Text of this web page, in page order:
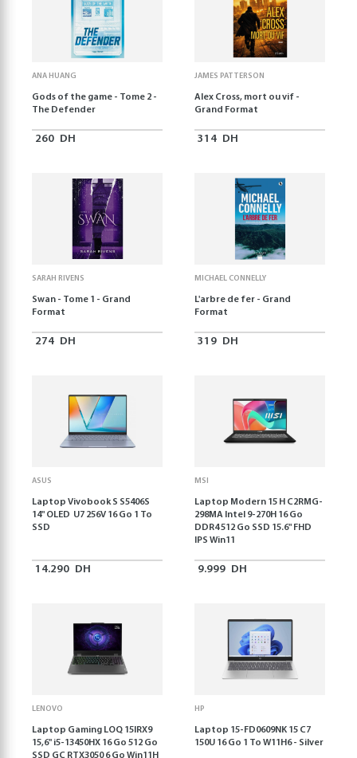
ANA HUANG
Gods of the game - Tome 2 -
The Defender
260 DH
JAMES PATTERSON
Alex Cross, mort ou vif -
Grand Format
314 DH
SARAH RIVENS
Swan - Tome 1 - Grand
Format
274 DH
MICHAEL CONNELLY
L'arbre de fer - Grand
Format
319 DH
ASUS
Laptop Vivobook S S5406S
14" OLED U7 256V 16 Go 1 To
SSD
14.290 DH
MSI
Laptop Modern 15 H C2RMG-
298MA Intel 9-270H 16 Go
DDR4 512 Go SSD 15.6" FHD
IPS Win11
9.999 DH
LENOVO
Laptop Gaming LOQ 15IRX9
15,6'' i5-13450HX 16 Go 512 Go
SSD GC RTX3050 6 Go Win11H
HP
Laptop 15-FD0609NK 15 C7
150U 16 Go 1 To W11H6 - Silver